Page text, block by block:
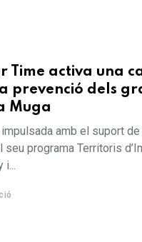
Time activa una
dels
Muga
amb el suport
programa Territoris